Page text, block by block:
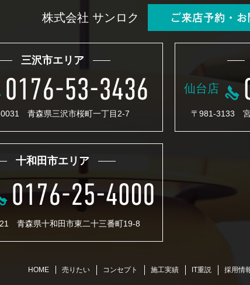
株式会社 サンロク
三沢市エリア
青森県三沢市桜町一丁目2-7
仙台店
〒981-3133 宮
十和田市エリア
青森県十和田市東二十三番町19-8
HOME 売りたい コンセプト 施工実績 IT重説 採用情